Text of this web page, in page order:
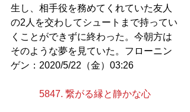
生し、相手役を務めてくれていた友人
の2人を交わしてシュートまで持ってい
くことができずに終わった。今朝方は
そのような夢を見ていた。フローニン
ゲン：2020/5/22（金）03:26
5847. 繋がる縁と静かな心